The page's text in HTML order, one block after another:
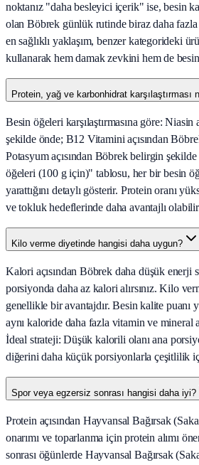
noktanız "daha besleyici içerik" ise, besin
olan Böbrek günlük rutinde biraz daha
en sağlıklı yaklaşım, benzer kategorideki
kullanarak hem damak zevkini hem de
Protein, yağ ve karbonhidrat karşılaştırması
Besin öğeleri karşılaştırmasına göre: Niasin
şekilde önde; B12 Vitamini açısından
Potasyum açısından Böbrek belirgin
öğeleri (100 g için)" tablosu, her bir besin
yarattığını detaylı gösterir. Protein oranı
ve tokluk hedeflerinde daha avantajlı
Kilo verme diyetinde hangisi daha uygun?
Kalori açısından Böbrek daha düşük enerji
porsiyonda daha az kalori alırsınız. Kilo
genellikle bir avantajdır. Besin kalite puanı
aynı kaloride daha fazla vitamin ve mineral
İdeal strateji: Düşük kalorili olanı ana
diğerini daha küçük porsiyonlarla çeşitlilik
Spor veya egzersiz sonrası hangisi daha iyi?
Protein açısından Hayvansal Bağırsak
onarımı ve toparlanma için protein alımı
sonrası öğünlerde Hayvansal Bağırsak